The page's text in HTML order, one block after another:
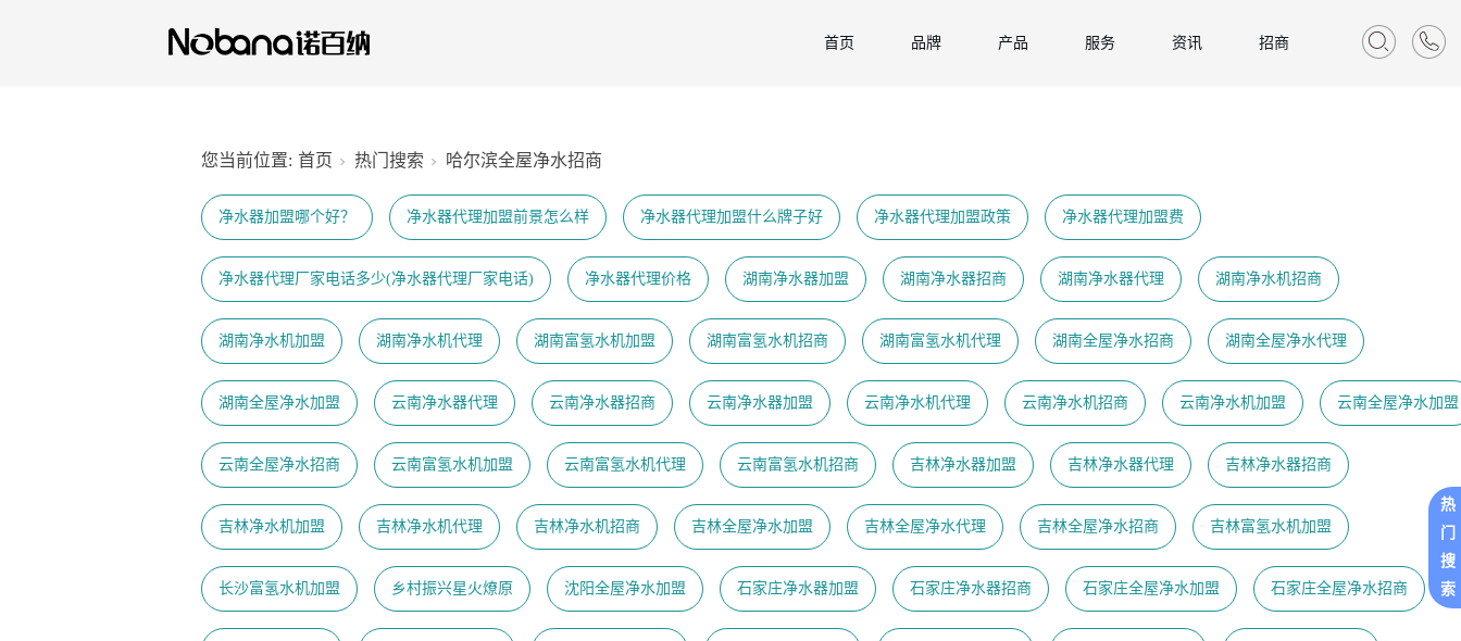
首页 品牌 产品 服务 资讯 招商
您当前位置: 首页 热门搜索 哈尔滨全屋净水招商
净水器加盟哪个好？ 净水器代理加盟前景怎么样 净水器代理加盟什么牌子好 净水器代理加盟政策 净水器代理加盟费
净水器代理厂家电话多少(净水器代理厂家电话) 净水器代理价格 湖南净水器加盟 湖南净水器招商 湖南净水器代理 湖南净水机招商
湖南净水机加盟 湖南净水机代理 湖南富氢水机加盟 湖南富氢水机招商 湖南富氢水机代理 湖南全屋净水招商 湖南全屋净水代理
湖南全屋净水加盟 云南净水器代理 云南净水器招商 云南净水器加盟 云南净水机代理 云南净水机招商 云南净水机加盟 云南全屋净水加盟
云南全屋净水招商 云南富氢水机加盟 云南富氢水机代理 云南富氢水机招商 吉林净水器加盟 吉林净水器代理 吉林净水器招商
吉林净水机加盟 吉林净水机代理 吉林净水机招商 吉林全屋净水加盟 吉林全屋净水代理 吉林全屋净水招商 吉林富氢水机加盟
长沙富氢水机加盟 乡村振兴星火燎原 沈阳全屋净水加盟 石家庄净水器加盟 石家庄净水器招商 石家庄全屋净水加盟 石家庄全屋净水招商
热
门
搜
索